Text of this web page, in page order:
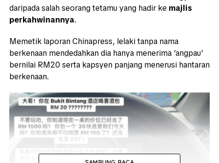
daripada salah seorang tetamu yang hadir ke majlis
perkahwinannya.
Memetik laporan Chinapress, lelaki tanpa nama
berkenaan mendedahkan dia hanya menerima ‘angpau’
bernilai RM20 serta kapsyen panjang menerusi hantaran
berkenaan.